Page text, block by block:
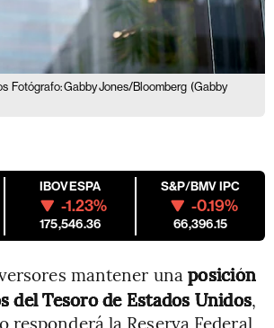
Fotógrafo: Gabby Jones/Bloomberg (Gabby
IBOVESPA
-1.23%
175,546.36
S&P/BMV IPC
-0.19%
66,396.15
mantener unaposición
del Tesoro de Estados Unidos,
la Reserva Federal